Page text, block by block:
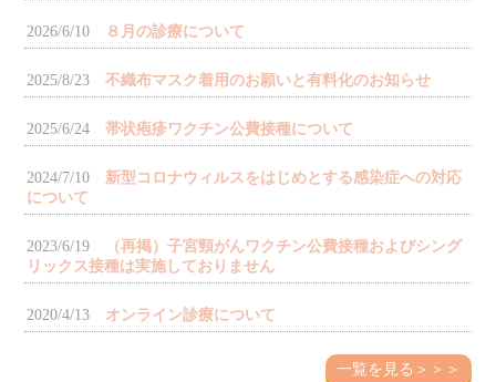
2026/6/10 ８月の診療について
2025/8/23 不織布マスク着用のお願いと有料化のお知らせ
2025/6/24 帯状疱疹ワクチン公費接種について
2024/7/10
新型コロナウィルスをはじめとする感染症への対応
について
2023/6/19
（再掲）子宮頸がんワクチン公費接種およびシング
リックス接種は実施しておりません
2020/4/13 オンライン診療について
一覧を見る＞＞＞